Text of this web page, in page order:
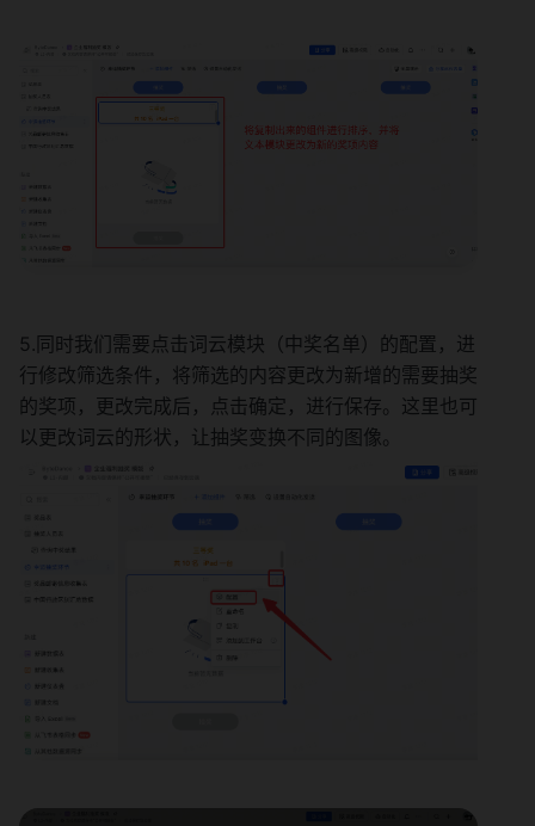
5.同时我们需要点击词云模块（中奖名单）的配置，进
行修改筛选条件，将筛选的内容更改为新增的需要抽奖
的奖项，更改完成后，点击确定，进行保存。这里也可
以更改词云的形状，让抽奖变换不同的图像。